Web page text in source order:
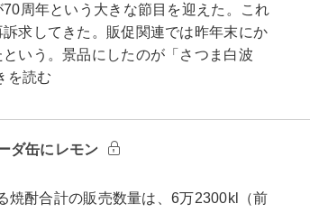
周年という大きな節目を迎えた。これ
求してきた。販促関連では昨年末にか
いう。景品にしたのが「さつま白波
を読む
ダ缶にレモン
酎合計の販売数量は、6万2300kl（前